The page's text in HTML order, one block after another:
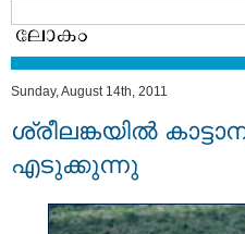
Sunday, August 14th, 2011
ശ്രീലങ്കയില്‍
എടുക്കുന്നു